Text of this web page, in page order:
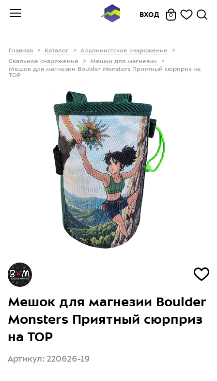
ВХОД 0
Главная Каталог
Альпинистское снаряжение
Скальное снаряжение
Мешки для магнезии
Мешок для магнезии Boulder Monsters Приятный сюрприз на
TOP
Мешок для магнезии Boulder
Monsters Приятный сюрприз
на TOP
Артикул: 220626-19